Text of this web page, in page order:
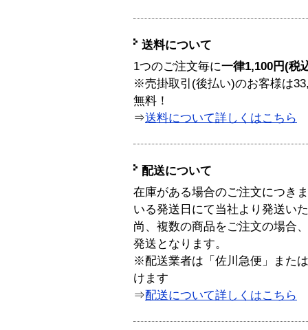
送料について
1つのご注文毎に一律1,100円(税
※売掛取引(後払い)のお客様は
無料！
⇒送料について詳しくはこちら
配送について
在庫がある場合のご注文につき
いる発送日にて当社より発送い
尚、複数の商品をご注文の場合
発送となります。
※配送業者は「佐川急便」また
けます
⇒配送について詳しくはこちら